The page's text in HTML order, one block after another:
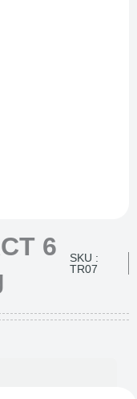
6
SKU :
TR07